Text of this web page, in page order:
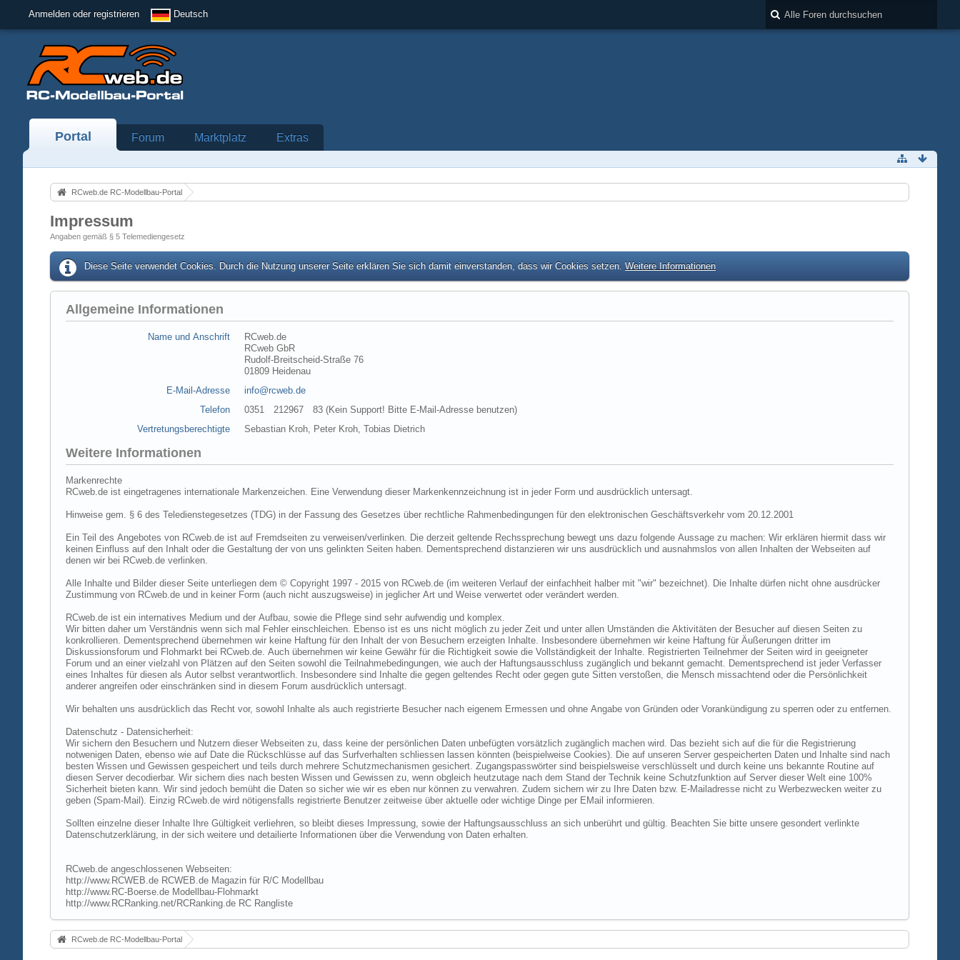
Anmelden oder registrieren Deutsch
Portal Forum Marktplatz Extras
RCweb.de RC-Modellbau-Portal
Impressum
Angaben gemäß § 5 Telemediengesetz
Diese Seite verwendet Cookies. Durch die Nutzung unserer Seite erklären Sie sich damit einverstanden, dass wir Cookies setzen. Weitere Informationen
Allgemeine Informationen
Name und Anschrift
RCweb.de
RCweb GbR
Rudolf-Breitscheid-Straße 76
01809 Heidenau
E-Mail-Adresse
info@rcweb.de
Telefon
0351 212967 83 (Kein Support! Bitte E-Mail-Adresse benutzen)
Vertretungsberechtigte
Sebastian Kroh, Peter Kroh, Tobias Dietrich
Weitere Informationen
Markenrechte
RCweb.de ist eingetragenes internationale Markenzeichen. Eine Verwendung dieser Markenkennzeichnung ist in jeder Form und ausdrücklich untersagt.
Hinweise gem. § 6 des Teledienstegesetzes (TDG) in der Fassung des Gesetzes über rechtliche Rahmenbedingungen für den elektronischen Geschäftsverkehr vom 20.12.2001
Ein Teil des Angebotes von RCweb.de ist auf Fremdseiten zu verweisen/verlinken. Die derzeit geltende Rechssprechung bewegt uns dazu folgende Aussage zu machen: Wir erklären hiermit dass wir
keinen Einfluss auf den Inhalt oder die Gestaltung der von uns gelinkten Seiten haben. Dementsprechend distanzieren wir uns ausdrücklich und ausnahmslos von allen Inhalten der Webseiten auf
denen wir bei RCweb.de verlinken.
Alle Inhalte und Bilder dieser Seite unterliegen dem © Copyright 1997 - 2015 von RCweb.de (im weiteren Verlauf der einfachheit halber mit "wir" bezeichnet). Die Inhalte dürfen nicht ohne ausdrücker
Zustimmung von RCweb.de und in keiner Form (auch nicht auszugsweise) in jeglicher Art und Weise verwertet oder verändert werden.
RCweb.de ist ein internatives Medium und der Aufbau, sowie die Pflege sind sehr aufwendig und komplex.
Wir bitten daher um Verständnis wenn sich mal Fehler einschleichen. Ebenso ist es uns nicht möglich zu jeder Zeit und unter allen Umständen die Aktivitäten der Besucher auf diesen Seiten zu
konkrollieren. Dementsprechend übernehmen wir keine Haftung für den Inhalt der von Besuchern erzeigten Inhalte. Insbesondere übernehmen wir keine Haftung für Äußerungen dritter im
Diskussionsforum und Flohmarkt bei RCweb.de. Auch übernehmen wir keine Gewähr für die Richtigkeit sowie die Vollständigkeit der Inhalte. Registrierten Teilnehmer der Seiten wird in geeigneter
Forum und an einer vielzahl von Plätzen auf den Seiten sowohl die Teilnahmebedingungen, wie auch der Haftungsausschluss zugänglich und bekannt gemacht. Dementsprechend ist jeder Verfasser
eines Inhaltes für diesen als Autor selbst verantwortlich. Insbesondere sind Inhalte die gegen geltendes Recht oder gegen gute Sitten verstoßen, die Mensch missachtend oder die Persönlichkeit
anderer angreifen oder einschränken sind in diesem Forum ausdrücklich untersagt.
Wir behalten uns ausdrücklich das Recht vor, sowohl Inhalte als auch registrierte Besucher nach eigenem Ermessen und ohne Angabe von Gründen oder Vorankündigung zu sperren oder zu entfernen.
Datenschutz - Datensicherheit:
Wir sichern den Besuchern und Nutzern dieser Webseiten zu, dass keine der persönlichen Daten unbefügten vorsätzlich zugänglich machen wird. Das bezieht sich auf die für die Registrierung
notwenigen Daten, ebenso wie auf Date die Rückschlüsse auf das Surfverhalten schliessen lassen könnten (beispielweise Cookies). Die auf unseren Server gespeicherten Daten und Inhalte sind nach
besten Wissen und Gewissen gespeichert und teils durch mehrere Schutzmechanismen gesichert. Zugangspasswörter sind beispielsweise verschlüsselt und durch keine uns bekannte Routine auf
diesen Server decodierbar. Wir sichern dies nach besten Wissen und Gewissen zu, wenn obgleich heutzutage nach dem Stand der Technik keine Schutzfunktion auf Server dieser Welt eine 100%
Sicherheit bieten kann. Wir sind jedoch bemüht die Daten so sicher wie wir es eben nur können zu verwahren. Zudem sichern wir zu Ihre Daten bzw. E-Mailadresse nicht zu Werbezwecken weiter zu
geben (Spam-Mail). Einzig RCweb.de wird nötigensfalls registrierte Benutzer zeitweise über aktuelle oder wichtige Dinge per EMail informieren.
Sollten einzelne dieser Inhalte Ihre Gültigkeit verliehren, so bleibt dieses Impressung, sowie der Haftungsausschluss an sich unberührt und gültig. Beachten Sie bitte unsere gesondert verlinkte
Datenschutzerklärung, in der sich weitere und detailierte Informationen über die Verwendung von Daten erhalten.
RCweb.de angeschlossenen Webseiten:
http://www.RCWEB.de RCWEB.de Magazin für R/C Modellbau
http://www.RC-Boerse.de Modellbau-Flohmarkt
http://www.RCRanking.net/RCRanking.de RC Rangliste
RCweb.de RC-Modellbau-Portal